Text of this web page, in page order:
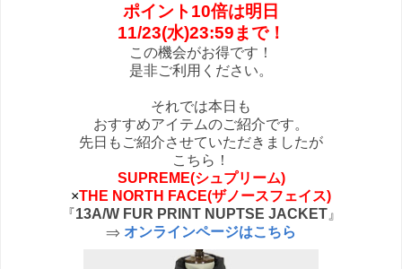
ポイント10倍は明日
11/23(水)23:59まで！
この機会がお得です！
是非ご利用ください。
それでは本日も
おすすめアイテムのご紹介です。
先日もご紹介させていただきましたが
こちら！
SUPREME(シュプリーム)
×THE NORTH FACE(ザノースフェイス)
『13A/W FUR PRINT NUPTSE JACKET』
⇒ オンラインページはこちら